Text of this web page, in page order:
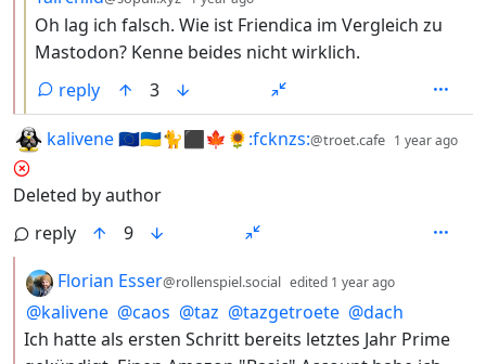
Oh lag ich falsch. Wie ist Friendica im Vergleich zu
Mastodon? Kenne beides nicht wirklich.
reply
3
by
kalivene 🇪🇺🇺🇦🐈⬛🍁🌻:fcknzs:@troet.cafe 1 year ago
Deleted by author
reply
9
by
Florian Esser@rollenspiel.social edited 1 year ago
@kalivene @caos @taz @tazgetroete @dach
Ich hatte als ersten Schritt bereits letztes Jahr Prime